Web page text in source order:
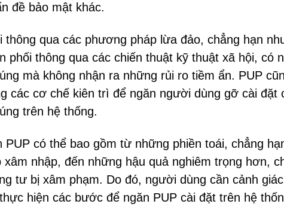
đề bảo mật khác.
qua các phương pháp lừa đảo, chẳng hạn
phối thông qua các chiến thuật kỹ thuật xã hội, có
mà không nhận ra những rủi ro tiềm ẩn. PUP
các cơ chế kiên trì để ngăn người dùng gỡ cài đặt
trên hệ thống.
có thể bao gồm từ những phiền toái, chẳng
nhập, đến những hậu quả nghiêm trọng hơn,
tư bị xâm phạm. Do đó, người dùng cần cảnh
hiện các bước để ngăn PUP cài đặt trên hệ